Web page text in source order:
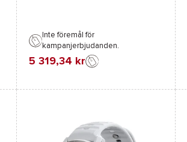
Inte föremål för
kampanjerbjudanden.
5 319,34 kr